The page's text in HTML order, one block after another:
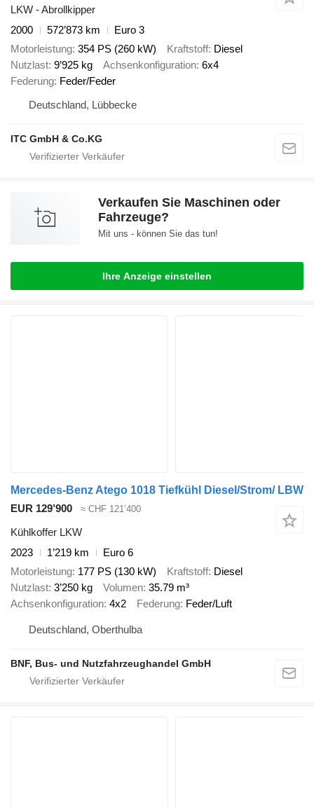
LKW - Abrollkipper
2000
572’873 km
Euro 3
Motorleistung 354 PS (260 kW) Kraftstoff Diesel
Nutzlast 9’925 kg Achsenkonfiguration 6x4
Federung Feder/Feder
Deutschland, Lübbecke
ITC GmbH & Co.KG
Verkaufen Sie Maschinen oder
Fahrzeuge?
Mit uns - können Sie das tun!
Ihre Anzeige einstellen
Mercedes-Benz Atego 1018 Tiefkühl Diesel/Strom/ LBW
EUR 129’900
≈ CHF 121’400
Kühlkoffer LKW
2023
1’219 km
Euro 6
Motorleistung 177 PS (130 kW) Kraftstoff Diesel
Nutzlast 3’250 kg Volumen 35.79 m³
Achsenkonfiguration 4x2 Federung Feder/Luft
Deutschland, Oberthulba
BNF, Bus- und Nutzfahrzeughandel GmbH